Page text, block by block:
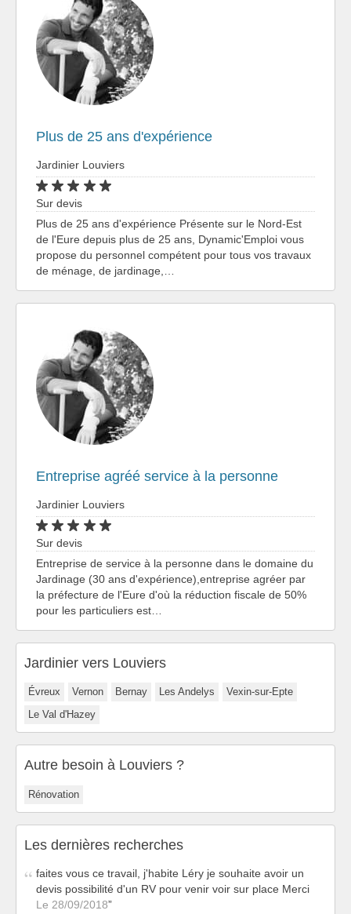
Plus de 25 ans d'expérience
Jardinier Louviers
Sur devis
Plus de 25 ans d'expérience Présente sur le Nord-Est
de l'Eure depuis plus de 25 ans, Dynamic'Emploi vous
propose du personnel compétent pour tous vos travaux
de ménage, de jardinage,…
Entreprise agréé service à la personne
Jardinier Louviers
Sur devis
Entreprise de service à la personne dans le domaine du
Jardinage (30 ans d'expérience),entreprise agréer par
la préfecture de l'Eure d'où la réduction fiscale de 50%
pour les particuliers est…
Jardinier vers Louviers
Évreux Vernon Bernay Les Andelys
Vexin-sur-Epte
Le Val d'Hazey
Autre besoin à Louviers ?
Rénovation
Les dernières recherches
faites vous ce travail, j'habite Léry je souhaite avoir un
devis possibilité d'un RV pour venir voir sur place Merci
Le 28/09/2018